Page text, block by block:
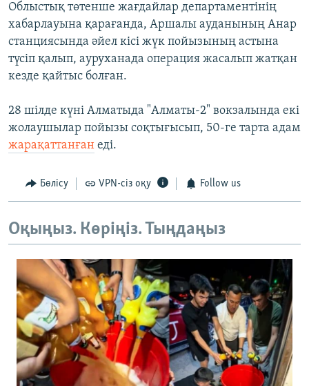
Облыстық төтенше жағдайлар департаментінің
хабарлауына қарағанда, Аршалы ауданының Анар
станциясында әйел кісі жүк пойызының астына
түсіп қалып, ауруханада операция жасалып жатқан
кезде қайтыс болған.
28 шілде күні Алматыда "Алматы-2" вокзалында екі
жолаушылар пойызы соқтығысып, 50-ге тарта адам
жарақаттанған еді.
Бөлісу VPN-сіз оқу Follow us
Оқыңыз. Көріңіз. Тыңдаңыз